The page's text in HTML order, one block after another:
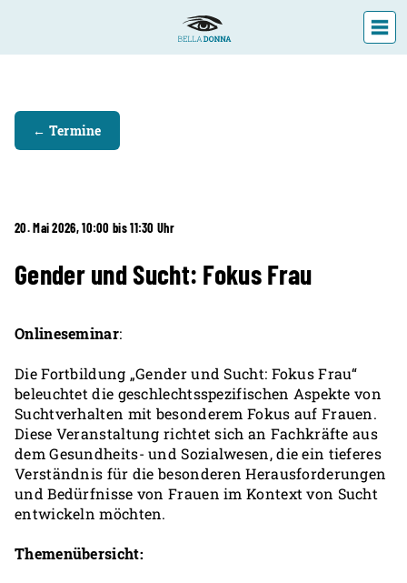
DIE LANDESFACHSTELLE
AKTUELLES
← Termine
20. Mai 2026, 10:00 bis 11:30 Uhr
Gender und Sucht: Fokus Frau
Onlineseminar:
Die Fortbildung „Gender und Sucht: Fokus Frau“
beleuchtet die geschlechtsspezifischen Aspekte von
Suchtverhalten mit besonderem Fokus auf Frauen.
Diese Veranstaltung richtet sich an Fachkräfte aus
dem Gesundheits- und Sozialwesen, die ein tieferes
Verständnis für die besonderen Herausforderungen
und Bedürfnisse von Frauen im Kontext von Sucht
entwickeln möchten.
Themenübersicht: